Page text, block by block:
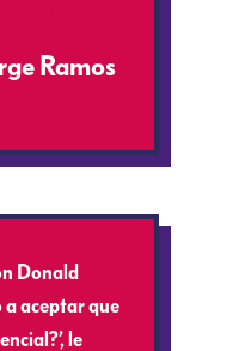
Ramos
Donald
a aceptar que
le